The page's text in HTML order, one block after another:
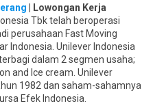
| Lowongan Kerja
Tbk telah beroperasi
perusahaan Fast Moving
Indonesia. Unilever Indonesia
dalam 2 segmen usaha;
and Ice cream. Unilever
1982 dan saham-sahamnya
Efek Indonesia.